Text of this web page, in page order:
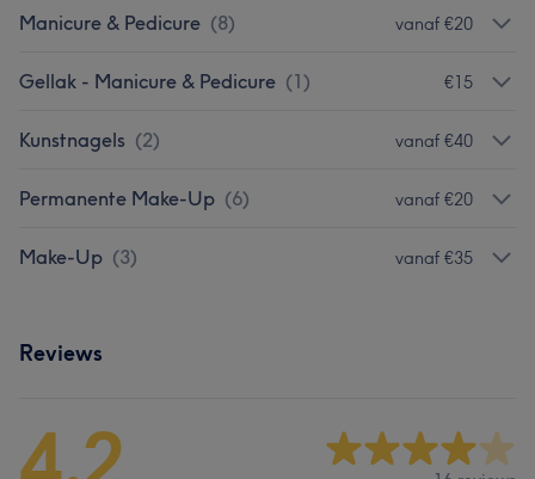
Manicure & Pedicure (8) vanaf €20
Gellak - Manicure & Pedicure (1) €15
Kunstnagels (2) vanaf €40
Permanente Make-Up (6) vanaf €20
Make-Up (3) vanaf €35
Reviews